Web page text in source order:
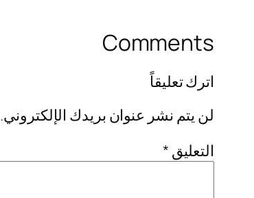
Comments
اترك تعليقاً
لن يتم نشر عنوان بريدك الإلكتروني.
التعليق *